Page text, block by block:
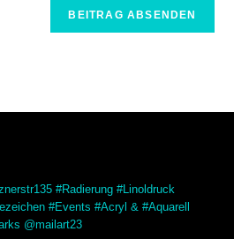
#Radierung #Linoldruck
#Events #Acryl & #Aquarell
@mailart23